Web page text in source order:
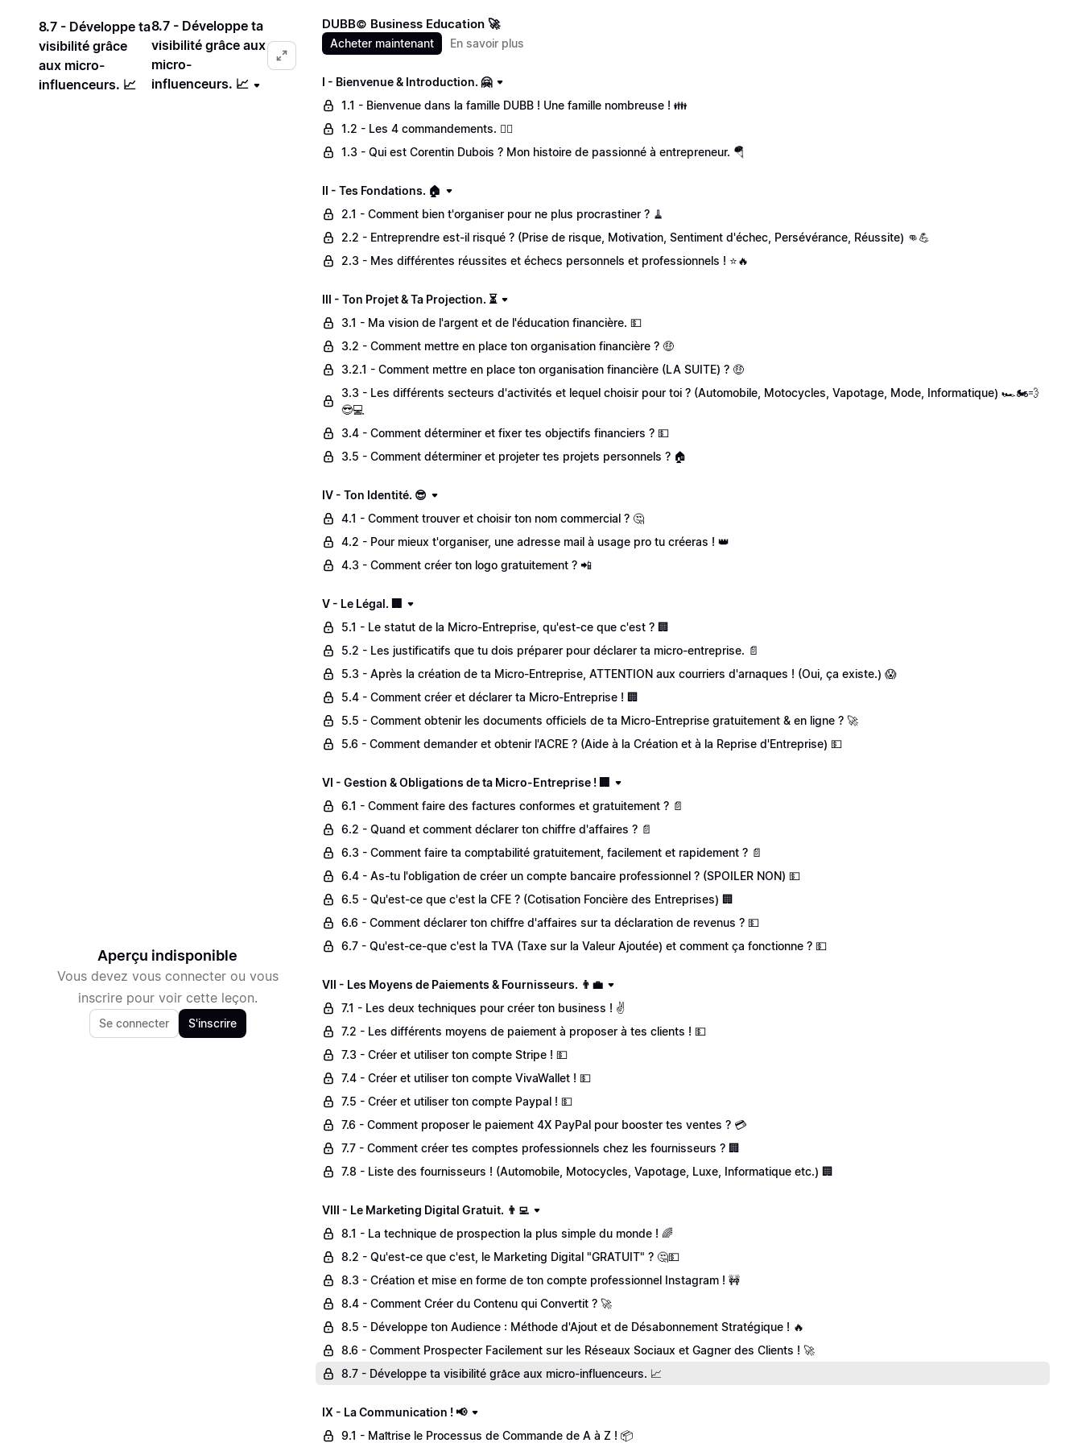
8.7 - Développe ta
visibilité grâce
aux micro-
influenceurs. 📈
8.7 - Développe ta
visibilité grâce aux
micro-
influenceurs. 📈
Aperçu indisponible
Vous devez vous connecter ou vous
inscrire pour voir cette leçon.
Se connecter S'inscrire
DUBB© Business Education 🚀
Acheter maintenant En savoir plus
I - Bienvenue & Introduction. 🤗
1.1 - Bienvenue dans la famille DUBB ! Une famille nombreuse ! 👪
1.2 - Les 4 commandements. 🦸‍♂
1.3 - Qui est Corentin Dubois ? Mon histoire de passionné à entrepreneur. 🪂
II - Tes Fondations. 🏠
2.1 - Comment bien t'organiser pour ne plus procrastiner ? 🧹
2.2 - Entreprendre est-il risqué ? (Prise de risque, Motivation, Sentiment d'échec, Persévérance, Réussite) 👊💪
2.3 - Mes différentes réussites et échecs personnels et professionnels ! ⭐🔥
III - Ton Projet & Ta Projection. ⏳
3.1 - Ma vision de l'argent et de l'éducation financière. 💵
3.2 - Comment mettre en place ton organisation financière ? 🤑
3.2.1 - Comment mettre en place ton organisation financière (LA SUITE) ? 🤑
3.3 - Les différents secteurs d'activités et lequel choisir pour toi ? (Automobile, Motocycles, Vapotage, Mode, Informatique) 🏎🏍💨
😎💻
3.4 - Comment déterminer et fixer tes objectifs financiers ? 💵
3.5 - Comment déterminer et projeter tes projets personnels ? 🏠
IV - Ton Identité. 😎
4.1 - Comment trouver et choisir ton nom commercial ? 🤔
4.2 - Pour mieux t'organiser, une adresse mail à usage pro tu créeras ! 👑
4.3 - Comment créer ton logo gratuitement ? 📲
V - Le Légal. 🏢
5.1 - Le statut de la Micro-Entreprise, qu'est-ce que c'est ? 🏢
5.2 - Les justificatifs que tu dois préparer pour déclarer ta micro-entreprise. 📄
5.3 - Après la création de ta Micro-Entreprise, ATTENTION aux courriers d'arnaques ! (Oui, ça existe.) 😱
5.4 - Comment créer et déclarer ta Micro-Entreprise ! 🏢
5.5 - Comment obtenir les documents officiels de ta Micro-Entreprise gratuitement & en ligne ? 🚀
5.6 - Comment demander et obtenir l'ACRE ? (Aide à la Création et à la Reprise d'Entreprise) 💵
VI - Gestion & Obligations de ta Micro-Entreprise ! 🏢
6.1 - Comment faire des factures conformes et gratuitement ? 📄
6.2 - Quand et comment déclarer ton chiffre d'affaires ? 📄
6.3 - Comment faire ta comptabilité gratuitement, facilement et rapidement ? 📄
6.4 - As-tu l'obligation de créer un compte bancaire professionnel ? (SPOILER NON) 💵
6.5 - Qu'est-ce que c'est la CFE ? (Cotisation Foncière des Entreprises) 🏢
6.6 - Comment déclarer ton chiffre d'affaires sur ta déclaration de revenus ? 💵
6.7 - Qu'est-ce-que c'est la TVA (Taxe sur la Valeur Ajoutée) et comment ça fonctionne ? 💵
VII - Les Moyens de Paiements & Fournisseurs. 👨‍💼
7.1 - Les deux techniques pour créer ton business ! ✌️
7.2 - Les différents moyens de paiement à proposer à tes clients ! 💵
7.3 - Créer et utiliser ton compte Stripe ! 💵
7.4 - Créer et utiliser ton compte VivaWallet ! 💵
7.5 - Créer et utiliser ton compte Paypal ! 💵
7.6 - Comment proposer le paiement 4X PayPal pour booster tes ventes ? 💳
7.7 - Comment créer tes comptes professionnels chez les fournisseurs ? 🏢
7.8 - Liste des fournisseurs ! (Automobile, Motocycles, Vapotage, Luxe, Informatique etc.) 🏢
VIII - Le Marketing Digital Gratuit. 👨‍💻
8.1 - La technique de prospection la plus simple du monde ! 🌈
8.2 - Qu'est-ce que c'est, le Marketing Digital "GRATUIT" ? 🤔💵
8.3 - Création et mise en forme de ton compte professionnel Instagram ! 🚧
8.4 - Comment Créer du Contenu qui Convertit ? 🚀
8.5 - Développe ton Audience : Méthode d'Ajout et de Désabonnement Stratégique ! 🔥
8.6 - Comment Prospecter Facilement sur les Réseaux Sociaux et Gagner des Clients ! 🚀
8.7 - Développe ta visibilité grâce aux micro-influenceurs. 📈
IX - La Communication ! 📢
9.1 - Maîtrise le Processus de Commande de A à Z ! 📦